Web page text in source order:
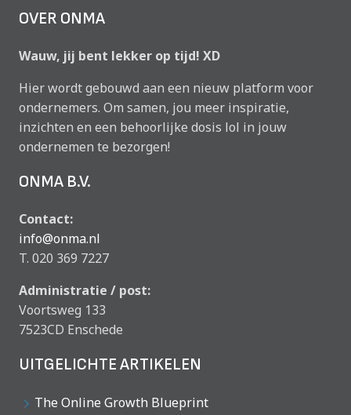
OVER ONMA
Wauw, jij bent lekker op tijd! XD
Hier wordt gebouwd aan een nieuw platform voor
ondernemers. Om samen, jou meer inspiratie,
inzichten en een behoorlijke dosis lol in jouw
ondernemen te bezorgen!
ONMA B.V.
Contact:
info@onma.nl
T. 020 369 7227
Administratie / post:
Voortsweg 133
7523CD Enschede
UITGELICHTE ARTIKELEN
The Online Growth Blueprint